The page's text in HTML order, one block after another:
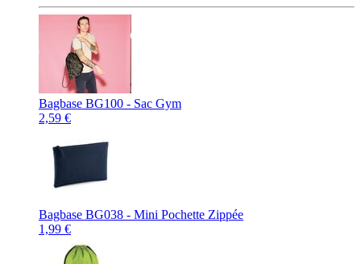
Bagbase BG100 - Sac Gym
2,59 €
Bagbase BG038 - Mini Pochette Zippée
1,99 €